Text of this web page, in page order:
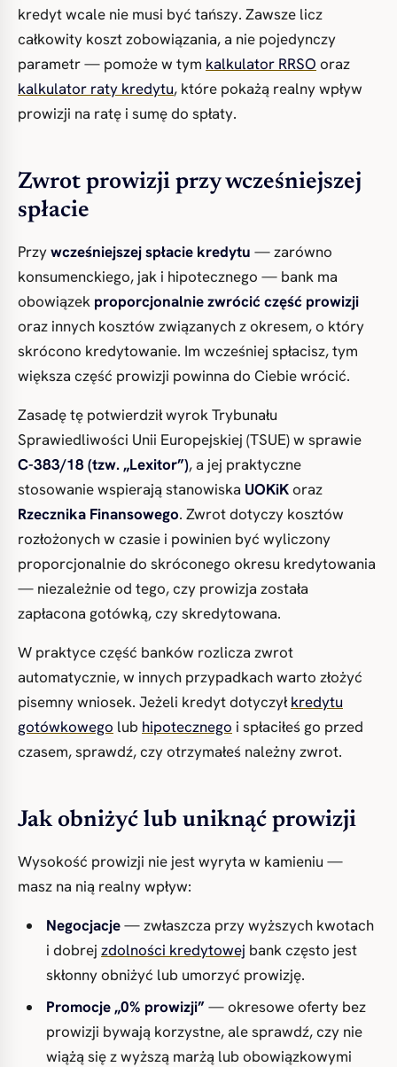
kredyt wcale nie musi być tańszy. Zawsze licz
całkowity koszt zobowiązania, a nie pojedynczy
parametr — pomoże w tym kalkulator RRSO oraz
kalkulator raty kredytu, które pokażą realny wpływ
prowizji na ratę i sumę do spłaty.
Zwrot prowizji przy wcześniejszej
spłacie
Przywcześniejszej spłacie kredytu — zarówno
konsumenckiego, jak i hipotecznego — bank ma
obowiązek proporcjonalnie zwrócić część prowizji
oraz innych kosztów związanych z okresem, o który
skrócono kredytowanie. Im wcześniej spłacisz, tym
większa część prowizji powinna do Ciebie wrócić.
Zasadę tę potwierdził wyrok Trybunału
Sprawiedliwości Unii Europejskiej (TSUE) w sprawie
C-383/18 (tzw. „Lexitor”), a jej praktyczne
stosowanie wspierają stanowiska UOKiKoraz
Rzecznika Finansowego. Zwrot dotyczy kosztów
rozłożonych w czasie i powinien być wyliczony
proporcjonalnie do skróconego okresu kredytowania
— niezależnie od tego, czy prowizja została
zapłacona gotówką, czy skredytowana.
W praktyce część banków rozlicza zwrot
automatycznie, w innych przypadkach warto złożyć
pisemny wniosek. Jeżeli kredyt dotyczył kredytu
gotówkowego lub hipotecznego i spłaciłeś go przed
czasem, sprawdź, czy otrzymałeś należny zwrot.
Jak obniżyć lub uniknąć prowizji
Wysokość prowizji nie jest wyryta w kamieniu —
masz na nią realny wpływ:
Negocjacje— zwłaszcza przy wyższych kwotach
i dobrej zdolności kredytowej bank często jest
skłonny obniżyć lub umorzyć prowizję.
Promocje „0% prowizji”— okresowe oferty bez
prowizji bywają korzystne, ale sprawdź, czy nie
wiążą się z wyższą marżą lub obowiązkowymi